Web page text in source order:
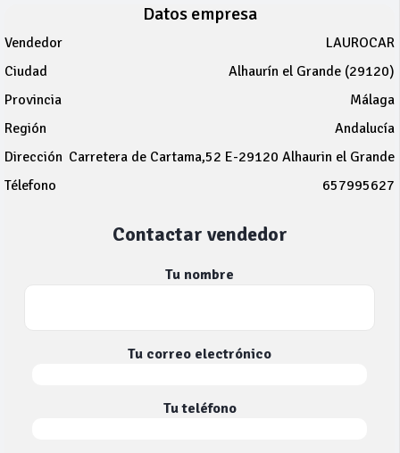
Datos empresa
Vendedor
LAUROCAR
Ciudad
Alhaurín el Grande (29120)
Provincia
Málaga
Región
Andalucía
Dirección Carretera de Cartama,52 E-29120 Alhaurin el Grande
Télefono
657995627
Contactar vendedor
Tu nombre
Tu correo electrónico
Tu teléfono